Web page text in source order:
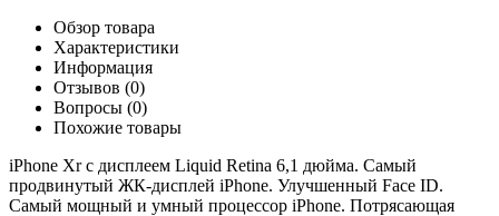
Обзор товара
Характеристики
Информация
Отзывов (0)
Вопросы (0)
Похожие товары
iPhone Xr c дисплеем Liquid Retina 6,1 дюйма. Самый
продвинутый ЖК-дисплей iPhone. Улучшенный Face ID.
Самый мощный и умный процессор iPhone. Потрясающая